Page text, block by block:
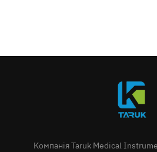
Компанія Taruk Medical